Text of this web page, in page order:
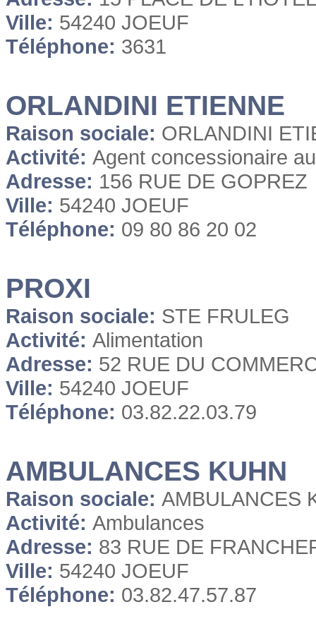
Ville: 54240 JOEUF
Téléphone: 3631
ORLANDINI ETIENNE
Raison sociale: ORLANDINI
Activité: Agent concessionaire
Adresse: 156 RUE DE GOPREZ
Ville: 54240 JOEUF
Téléphone: 09 80 86 20 02
PROXI
Raison sociale: STE FRULEG
Activité: Alimentation
Adresse: 52 RUE DU
Ville: 54240 JOEUF
Téléphone: 03.82.22.03.79
AMBULANCES KUHN
Raison sociale: AMBULANCES
Activité: Ambulances
Adresse: 83 RUE DE
Ville: 54240 JOEUF
Téléphone: 03.82.47.57.87